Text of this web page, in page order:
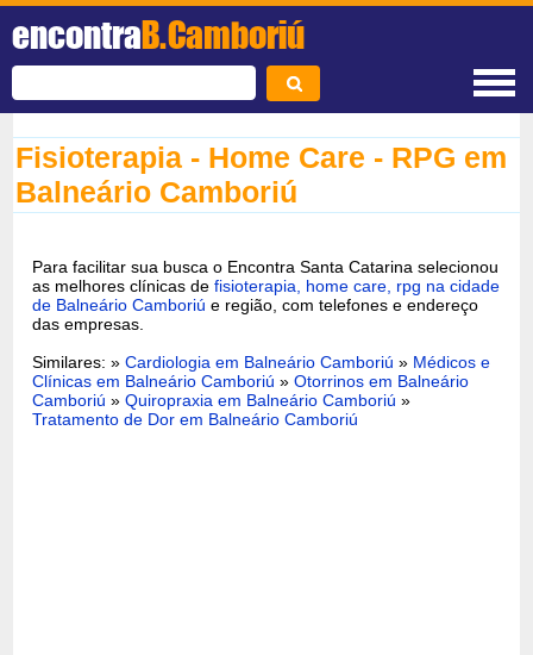
encontraB.Camboriú
Fisioterapia - Home Care - RPG em
Balneário Camboriú
Para facilitar sua busca o Encontra Santa Catarina selecionou
as melhores clínicas defisioterapia, home care, rpg na cidade
de Balneário Camboriú e região, com telefones e endereço
das empresas.
Similares: »Cardiologia em Balneário Camboriú » Médicos e
Clínicas em Balneário Camboriú »Otorrinos em Balneário
Camboriú »Quiropraxia em Balneário Camboriú »
Tratamento de Dor em Balneário Camboriú